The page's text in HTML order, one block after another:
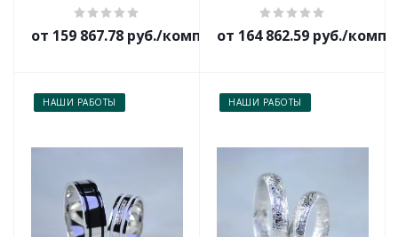
от 159 867.78 руб./комплектот 164 862.59 руб./
НАШИ РАБОТЫ НАШИ РАБОТЫ